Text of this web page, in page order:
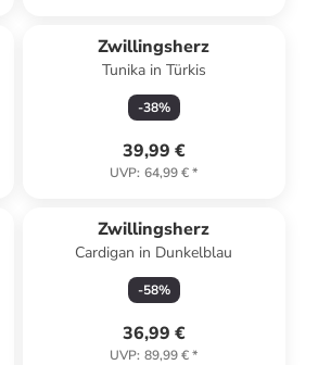
Zwillingsherz
Tunika in Türkis
-38%
39,99 €
UVP: 64,99 €*
Zwillingsherz
Cardigan in Dunkelblau
-58%
36,99 €
UVP: 89,99 €*